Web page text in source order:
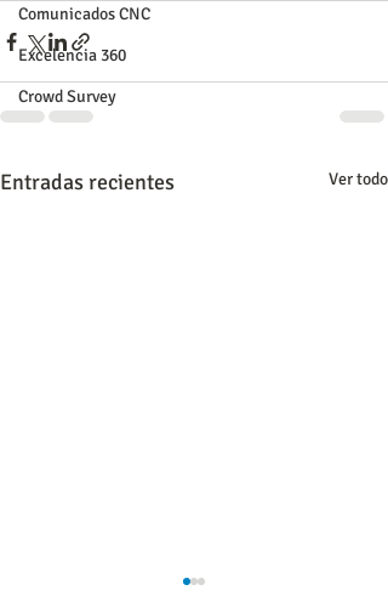
Comunicados CNC
Excelencia 360
Crowd Survey
Entradas recientes Ver todo